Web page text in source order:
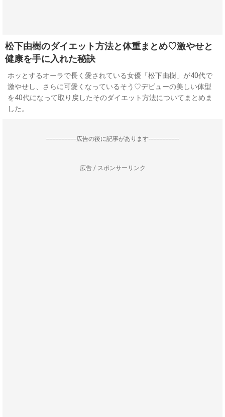
松下由樹のダイエット方法と体重まとめ♡激やせと
健康を手に入れた秘訣
ホッとするオーラで長く愛されている女優「松下由樹」が40代で
激やせし、さらに可愛くなっているそう♡デビューの美しい体型
を40代になって取り戻したそのダイエット方法についてまとめま
した。
--------------------広告の後に記事があります--------------------
広告 / スポンサーリンク